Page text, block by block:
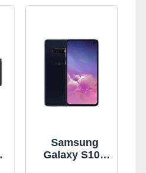
Samsung
Galaxy S10e